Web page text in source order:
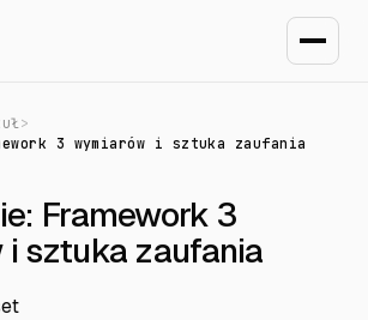
>
3 wymiarów i sztuka zaufania
Framework 3
sztuka zaufania